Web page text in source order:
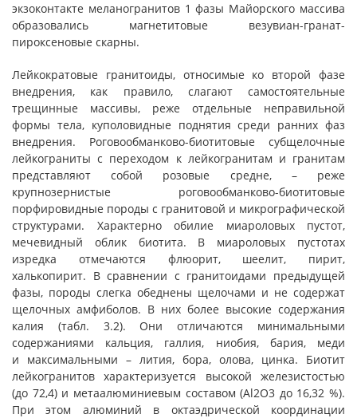
экзоконтакте меланогранитов 1 фазы Майорского массива
образовались магнетитовые везувиан-гранат-
пироксеновые скарны.
Лейкократовые гранитоиды, относимые ко второй фазе
внедрения, как правило, слагают самостоятельные
трещинные массивы, реже отдельные неправильной
формы тела, куполовидные поднятия среди ранних фаз
внедрения. Роговообманково-биотитовые субщелочные
лейкограниты с переходом к лейкогранитам и гранитам
представляют собой розовые средне, – реже
крупнозернистые роговообманково-биотитовые
порфировидные породы с гранитовой и микрографической
структурами. Характерно обилие миароловых пустот,
мечевидный облик биотита. В миароловых пустотах
изредка отмечаются флюорит, шеелит, пирит,
халькопирит. В сравнении с гранитоидами предыдущей
фазы, породы слегка обеднены щелочами и не содержат
щелочных амфиболов. В них более высокие содержания
калия (табл. 3.2). Они отличаются минимальными
содержаниями кальция, галлия, ниобия, бария, меди
и максимальными – лития, бора, олова, цинка. Биотит
лейкогранитов характеризуется высокой железистостью
(до 72,4) и метаалюминиевым составом (Al2O3 до 16,32 %).
При этом алюминий в октаэдрической координации